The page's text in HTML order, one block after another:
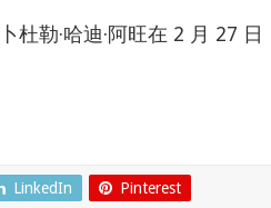
杜勒·哈迪·阿旺在 2 月 27 日
LinkedIn Pinterest